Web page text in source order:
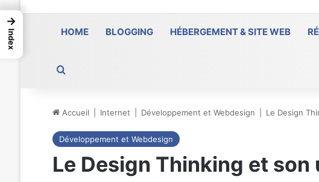
HOME BLOGGING HÉBERGEMENT & SITE WEB
Accueil Internet Développement et Webdesign Le Design
Développement et Webdesign
Le Design Thinking et
→
Index